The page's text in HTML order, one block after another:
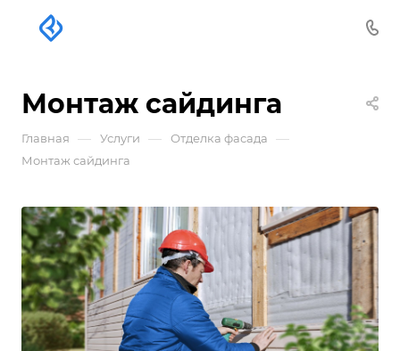
Монтаж сайдинга
Главная — Услуги — Отделка фасада —
Монтаж сайдинга